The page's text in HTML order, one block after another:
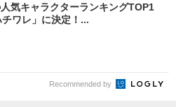
人気キャラクターランキングTOP1
ワレ」に決定！...
Recommended by